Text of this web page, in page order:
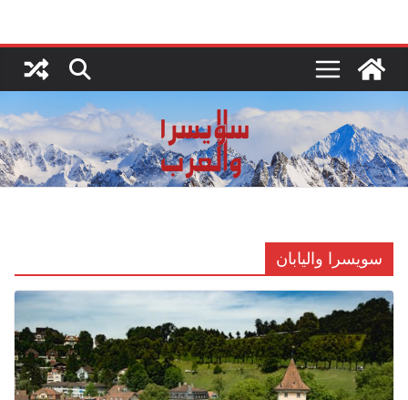
content
سويسرا واليابان